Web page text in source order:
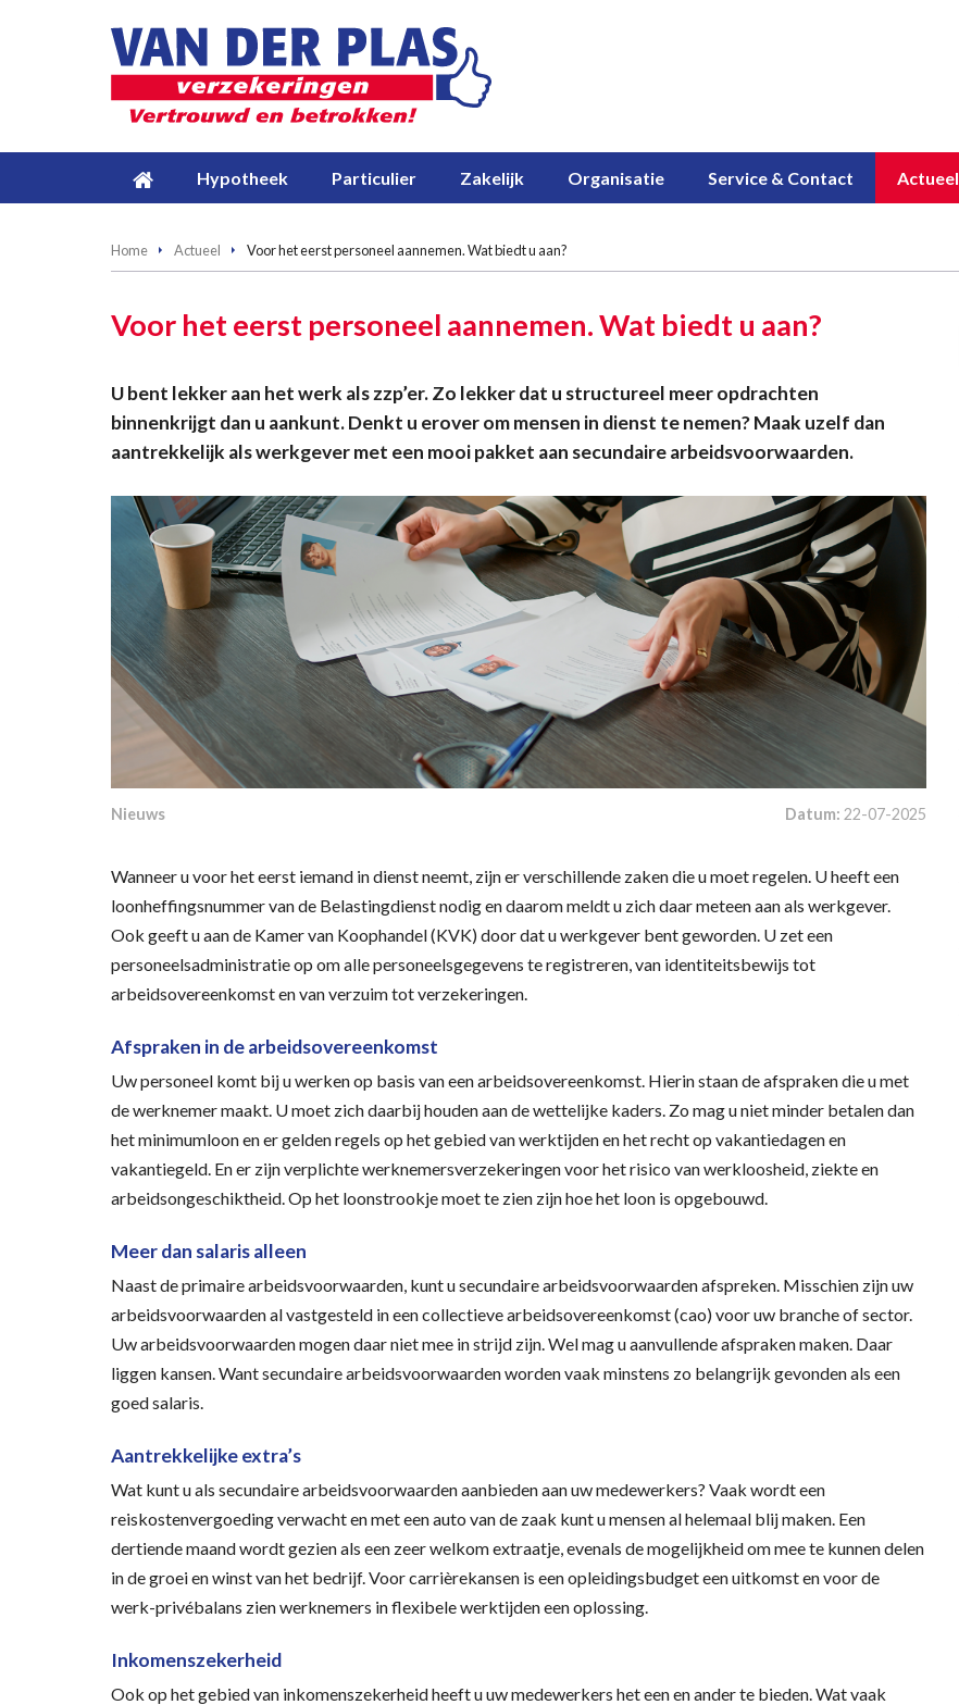
Hypotheek Particulier Zakelijk Organisatie Service & Contact Actueel
Home Actueel Voor het eerst personeel aannemen. Wat biedt u aan?
Voor het eerst personeel aannemen. Wat biedt u aan?
U bent lekker aan het werk als zzp’er. Zo lekker dat u structureel meer opdrachten
binnenkrijgt dan u aankunt. Denkt u erover om mensen in dienst te nemen? Maak uzelf dan
aantrekkelijk als werkgever met een mooi pakket aan secundaire arbeidsvoorwaarden.
Nieuws Datum: 22-07-2025
Wanneer u voor het eerst iemand in dienst neemt, zijn er verschillende zaken die u moet regelen. U heeft een
loonheffingsnummer van de Belastingdienst nodig en daarom meldt u zich daar meteen aan als werkgever.
Ook geeft u aan de Kamer van Koophandel (KVK) door dat u werkgever bent geworden. U zet een
personeelsadministratie op om alle personeelsgegevens te registreren, van identiteitsbewijs tot
arbeidsovereenkomst en van verzuim tot verzekeringen.
Afspraken in de arbeidsovereenkomst
Uw personeel komt bij u werken op basis van een arbeidsovereenkomst. Hierin staan de afspraken die u met
de werknemer maakt. U moet zich daarbij houden aan de wettelijke kaders. Zo mag u niet minder betalen dan
het minimumloon en er gelden regels op het gebied van werktijden en het recht op vakantiedagen en
vakantiegeld. En er zijn verplichte werknemersverzekeringen voor het risico van werkloosheid, ziekte en
arbeidsongeschiktheid. Op het loonstrookje moet te zien zijn hoe het loon is opgebouwd.
Meer dan salaris alleen
Naast de primaire arbeidsvoorwaarden, kunt u secundaire arbeidsvoorwaarden afspreken. Misschien zijn uw
arbeidsvoorwaarden al vastgesteld in een collectieve arbeidsovereenkomst (cao) voor uw branche of sector.
Uw arbeidsvoorwaarden mogen daar niet mee in strijd zijn. Wel mag u aanvullende afspraken maken. Daar
liggen kansen. Want secundaire arbeidsvoorwaarden worden vaak minstens zo belangrijk gevonden als een
goed salaris.
Aantrekkelijke extra’s
Wat kunt u als secundaire arbeidsvoorwaarden aanbieden aan uw medewerkers? Vaak wordt een
reiskostenvergoeding verwacht en met een auto van de zaak kunt u mensen al helemaal blij maken. Een
dertiende maand wordt gezien als een zeer welkom extraatje, evenals de mogelijkheid om mee te kunnen delen
in de groei en winst van het bedrijf. Voor carrièrekansen is een opleidingsbudget een uitkomst en voor de
werk-privébalans zien werknemers in flexibele werktijden een oplossing.
Inkomenszekerheid
Ook op het gebied van inkomenszekerheid heeft u uw medewerkers het een en ander te bieden. Wat vaak